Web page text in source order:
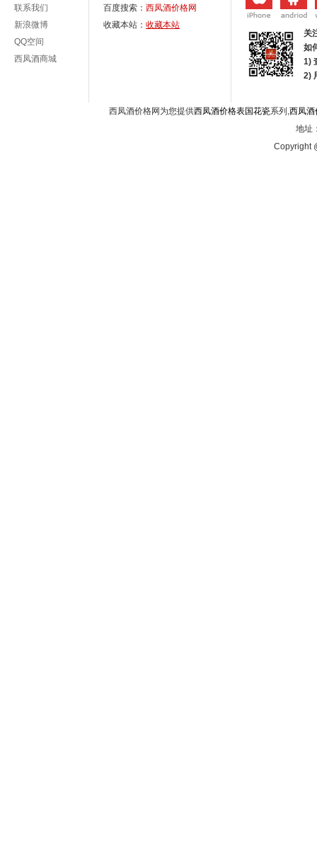
联系我们
新浪微博
QQ空间
西凤酒商城
百度搜索： 西凤酒价格网
收藏本站： 收藏本站
关
如
1)
2)
西凤酒价格网为您提供西凤酒价格表国花瓷系列,西凤酒
地址
Copyright